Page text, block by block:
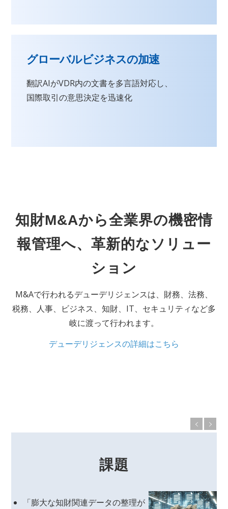
グローバルビジネスの加速
翻訳AIがVDR内の文書を多言語対応し、
国際取引の意思決定を迅速化
知財M&Aから全業界の機密情
報管理へ、革新的なソリュー
ション
M&Aで⾏われるデューデリジェンスは、財務、法務、
税務、⼈事、ビジネス、知財、IT、セキュリティなど多
岐に渡って⾏われます。
デューデリジェンスの詳細はこちら
課題
「膨大な知財関連データの整理が